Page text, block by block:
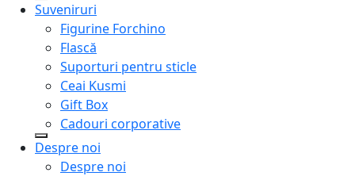
Suveniruri
Figurine Forchino
Flască
Suporturi pentru sticle
Ceai Kusmi
Gift Box
Cadouri corporative
Despre noi
Despre noi